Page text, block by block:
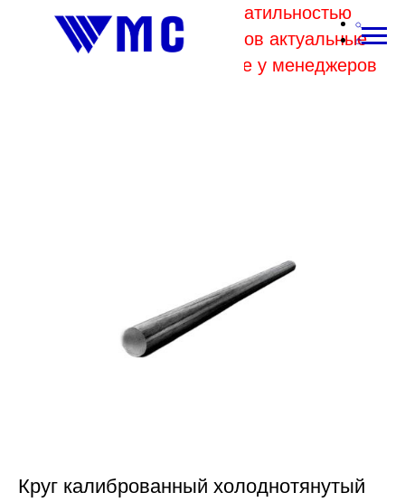
В связи с высокой волатильностью
отпускных цен комбинатов актуальные
цены на металл уточняйте у менеджеров
Круг калиброванный холоднотянутый